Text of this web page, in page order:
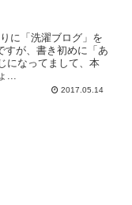
に「洗濯ブログ」を
すが、書き初めに「あ
になってまして、本
...
2017.05.14